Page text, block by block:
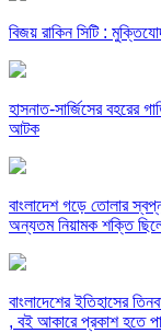
বিজয় রাকিন সিটি :
হাসনাত-সার্জিসের বহরের
আটক
বাংলাদেশ গড়ে তোলার
অন্যতম নিয়ামক শক্তি
বাংলাদেশের ইতিহাসের
, বই আকারে প্রকাশ হতে